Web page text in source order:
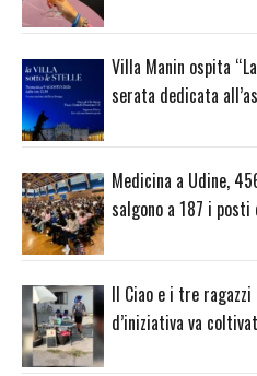
Villa Manin ospita
serata dedicata
Medicina a Udine,
salgono a 187 i
Il Ciao e i tre
d’iniziativa va